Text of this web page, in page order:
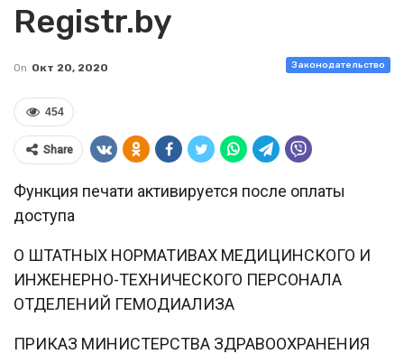
Registr.by
Законодательство
On Окт 20, 2020
454
Share
Функция печати активируется после оплаты
доступа
О ШТАТНЫХ НОРМАТИВАХ МЕДИЦИНСКОГО И
ИНЖЕНЕРНО-ТЕХНИЧЕСКОГО ПЕРСОНАЛА
ОТДЕЛЕНИЙ ГЕМОДИАЛИЗА
ПРИКАЗ МИНИСТЕРСТВА ЗДРАВООХРАНЕНИЯ